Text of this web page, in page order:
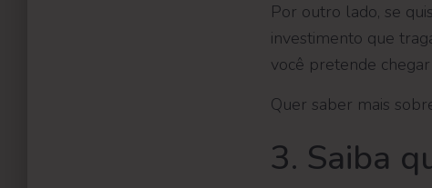
Por outro lado, se
investimento que
você pretende
Quer saber mais
3. Saiba